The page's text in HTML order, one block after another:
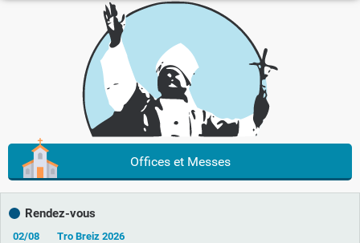
Offices et Messes
Rendez-vous
02/08
Tro Breiz 2026